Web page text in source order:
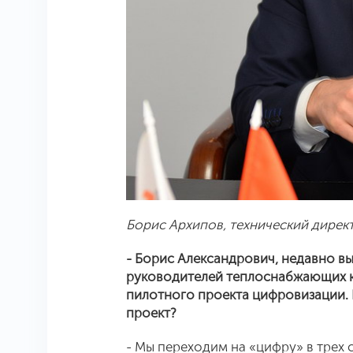
Борис Архипов, технический
- Борис Александрович, недавно
руководителей теплоснабжающих
пилотного проекта цифровизации.
проект?
- Мы переходим на «цифру» в трех